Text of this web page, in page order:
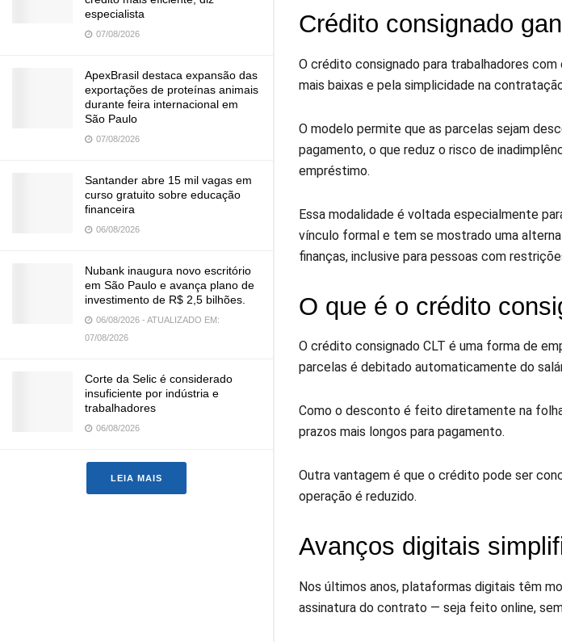
especialista
07/08/2026
ApexBrasil destaca expansão das
exportações de proteínas animais
durante feira internacional em
São Paulo
07/08/2026
Santander abre 15 mil vagas em
curso gratuito sobre educação
financeira
06/08/2026
Nubank inaugura novo escritório
em São Paulo e avança plano de
investimento de R$ 2,5 bilhões.
06/08/2026 - ATUALIZADO EM:
07/08/2026
Corte da Selic é considerado
insuficiente por indústria e
trabalhadores
06/08/2026
LEIA MAIS
Crédito consignado
O crédito consignado para trabalhadores
mais baixas e pela simplicidade na
O modelo permite que as parcelas sejam
pagamento, o que reduz o risco de
empréstimo.
Essa modalidade é voltada especialmente
vínculo formal e tem se mostrado uma
finanças, inclusive para pessoas com
O que é o crédito
O crédito consignado CLT é uma forma de
parcelas é debitado automaticamente do
Como o desconto é feito diretamente na
prazos mais longos para pagamento.
Outra vantagem é que o crédito pode ser
operação é reduzido.
Avanços digitais
Nos últimos anos, plataformas digitais têm
assinatura do contrato — seja feito online,